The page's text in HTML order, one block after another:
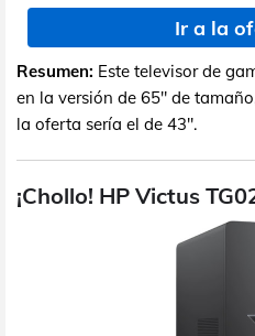
Ir a la
Resumen: Este televisor de
en la versión de 65" de
la oferta sería el de 43".
¡Chollo! HP Victus